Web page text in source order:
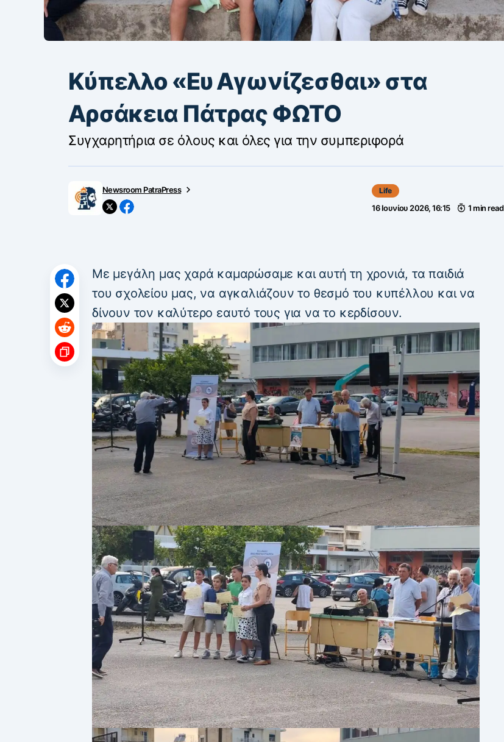
Κύπελλο «Ευ Αγωνίζεσθαι» στα
Αρσάκεια Πάτρας ΦΩΤΟ
Συγχαρητήρια σε όλους και όλες για την συμπεριφορά
Newsroom PatraPress Life
16 Ιουνίου 2026, 16:15 1 min read
Με μεγάλη μας χαρά καμαρώσαμε και αυτή τη χρονιά, τα παιδιά
του σχολείου μας, να αγκαλιάζουν το θεσμό του κυπέλλου και να
δίνουν τον καλύτερο εαυτό τους για να το κερδίσουν.